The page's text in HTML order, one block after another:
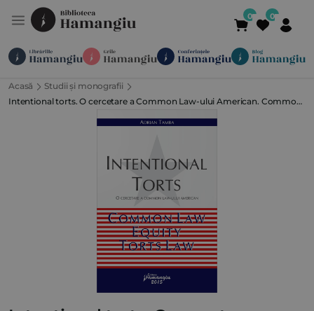
Module Publicații
Acasă
Studii și monografii
Intentional torts. O cercetare a Common Law-ului American. Common
Law, Equity, Torts Law